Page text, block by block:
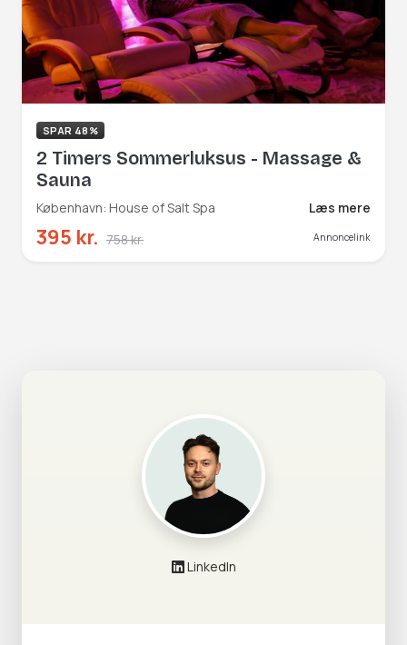
SPAR 48%
2 Timers Sommerluksus - Massage &
Sauna
København: House of Salt Spa Læs mere
395 kr. 758 kr. Annoncelink
LinkedIn